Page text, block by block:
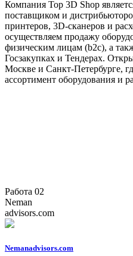
Компания Top 3D Shop
поставщиком и
принтеров, 3D-сканеров и
осуществляем продажу
физическим лицам (b2c), а
Госзакупках и Тендерах.
Москве и Санкт-Петербурге,
ассортимент оборудования и
Работа 02
Neman
advisors.com
Nemanadvisors.com